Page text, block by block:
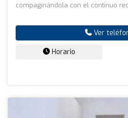
compaginándola con el continuo
Ver
Horario